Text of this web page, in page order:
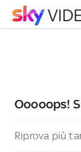
Ooooops!
Riprova più